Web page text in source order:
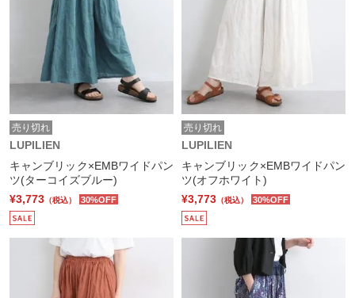
売り切れ
LUPILIEN
キャンブリック×EMBワイドパン
ツ(ターコイズブルー)
¥3,773 （税込） 30%OFF
売り切れ
LUPILIEN
キャンブリック×EMBワイドパン
ツ(オフホワイト)
¥3,773 （税込） 30%OFF